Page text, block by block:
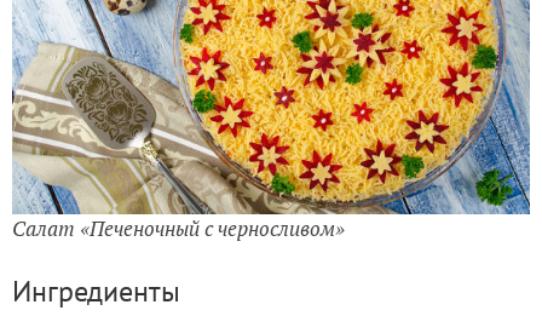
Салат «Печеночный с черносливом»
Ингредиенты